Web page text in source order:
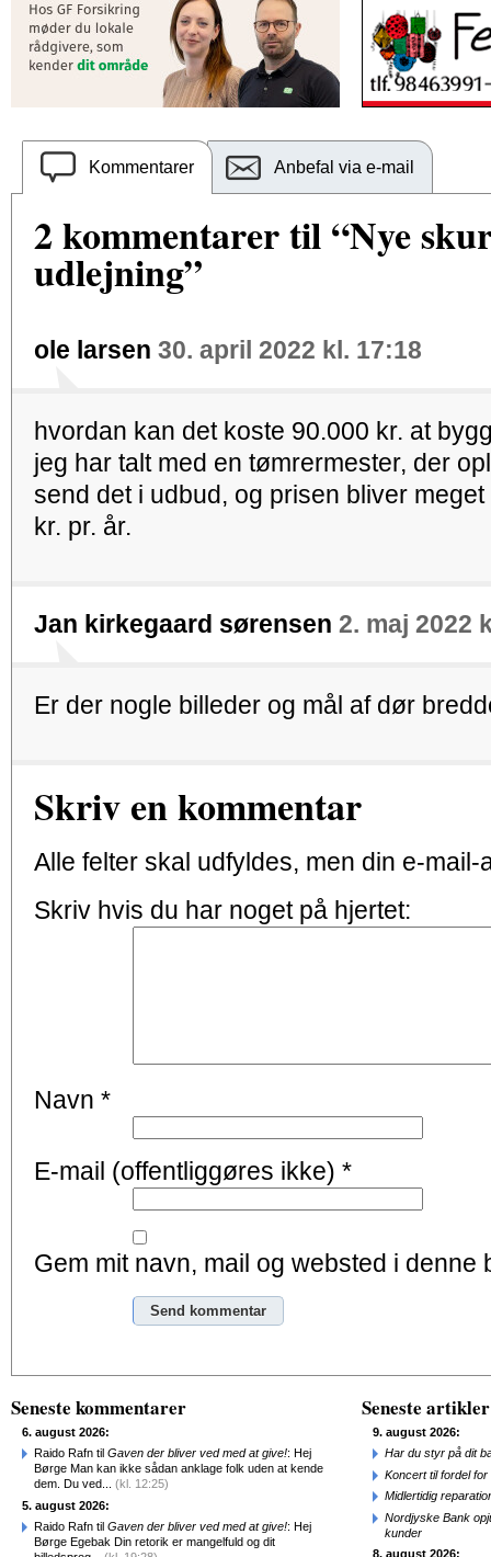
Kommentarer Anbefal via e-mail
2 kommentarer til “Nye
udlejning”
ole larsen 30. april 2022 kl. 17:18
hvordan kan det koste 90.000 kr. at
jeg har talt med en tømrermester, der
send det i udbud, og prisen bliver
kr. pr. år.
Jan kirkegaard sørensen 2. maj 2022
Er der nogle billeder og mål af dør
Skriv en kommentar
Alle felter skal udfyldes, men din e-
Skriv hvis du har noget på hjertet:
Navn *
E-mail (offentliggøres ikke) *
Gem mit navn, mail og websted i
Seneste kommentarer
6. august 2026:
Raido Rafn til Gaven der bliver ved med at give!: Hej
Børge Man kan ikke sådan anklage folk uden at kende
dem. Du ved... (kl. 12:25)
5. august 2026:
Raido Rafn til Gaven der bliver ved med at give!: Hej
Børge Egebak Din retorik er mangelfuld og dit
Seneste artikler
9. august 2026:
Har du styr på dit
Koncert til fordel
Midlertidig
Nordjyske Bank
kunder
8. august 2026: